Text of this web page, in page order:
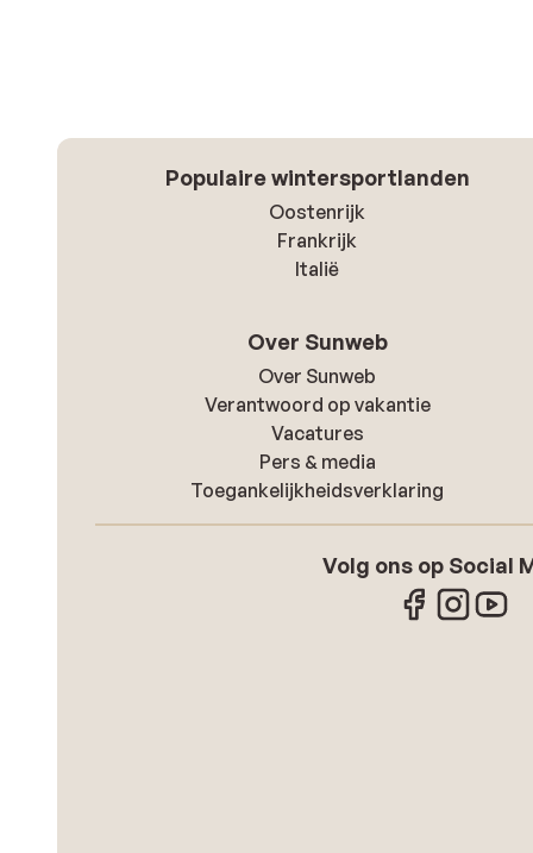
Populaire wintersportlanden
Oostenrijk
Frankrijk
Italië
Over Sunweb
Over Sunweb
Verantwoord op vakantie
Vacatures
Pers & media
Toegankelijkheidsverklaring
Volg ons op Social